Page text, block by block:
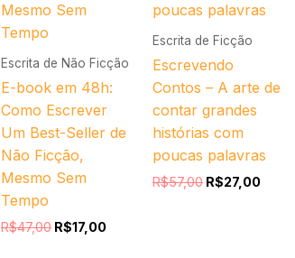
Escrita de Não Ficção
E-book em 48h:
Como Escrever
Um Best-Seller de
Não Ficção,
Mesmo Sem
Tempo
R$47,00 R$17,00
Escrita de Ficção
Escrevendo
Contos – A arte de
contar grandes
histórias com
poucas palavras
R$57,00 R$27,00